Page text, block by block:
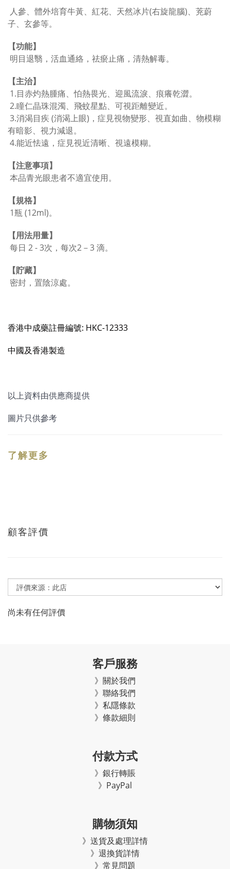
人參、體外培育牛黃、紅花、 天然冰片(右旋龍腦)、 茺蔚
子、玄參等。
【功能】
明目退翳 ， 活血通絡 ， 祛瘀止痛 ， 清熱解毒。
【主治】
1.目赤灼熱腫痛、怕熱畏光、迎風流淚、痕癢乾澀。
2.瞳仁晶珠混濁、飛蚊星點、可視距離變近。
3.消渴目疾 (消渴上眼)，症見視物變形、視直如曲、物模糊
有暗影、視力減退。
4.能近怯遠，症見視近清晰、視遠模糊。
【注意事項】
本品青光眼患者不適宜使用。
【規格】
1瓶 (12ml)。
【用法用量】
每日 2 - 3次，每次2－3滴。
【貯藏】
密封，置陰涼處。
香港中成藥註冊編號: HKC-12333
中國及香港製造
以上資料由供應商提供
圖片只供參考
了解更多
顧客評價
尚未有任何評價
客戶服務
》關於我們
》聯絡我們
》私隱條款
》條款細則
付款方式
》銀行轉賬
》PayPal
購物須知
》 送貨及處理詳情
》 退換貨詳情
》常見問題